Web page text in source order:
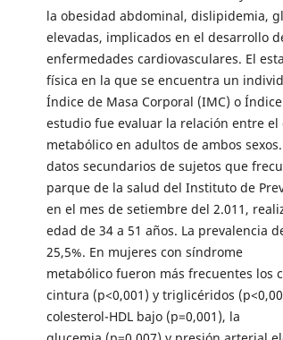
la obesidad abdominal, dislipidemia,
elevadas, implicados en el desarrollo
enfermedades cardiovasculares. El
física en la que se encuentra un
Índice de Masa Corporal (IMC) o
estudio fue evaluar la relación entre
metabólico en adultos de ambos
datos secundarios de sujetos que
parque de la salud del Instituto de
en el mes de setiembre del 2.011,
edad de 34 a 51 años. La prevalencia
25,5%. En mujeres con síndrome
metabólico fueron más frecuentes los
cintura (p<0,001) y triglicéridos
colesterol-HDL bajo (p=0,001), la